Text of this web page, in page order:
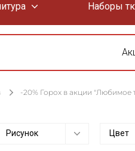
Наборы
-20% Горох в акции "Любимое
Рисунок Цвет